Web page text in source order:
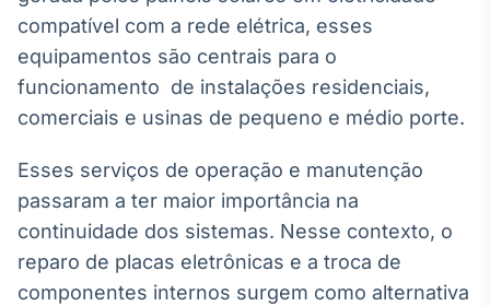
Broadcast
Curadoria
Curadoria de
conteúdos
noticiosos
Soluções de
Tecnologia
Broadcast
Radar
Monitoramento
inteligente de
notícias e
compatível com a rede elétrica, esses
equipamentos são centrais para o
funcionamento de instalações residenciais,
comerciais e usinas de pequeno e médio porte.
Esses serviços de operação e manutenção
passaram a ter maior importância na
continuidade dos sistemas. Nesse contexto, o
reparo de placas eletrônicas e a troca de
componentes internos surgem como alternativa